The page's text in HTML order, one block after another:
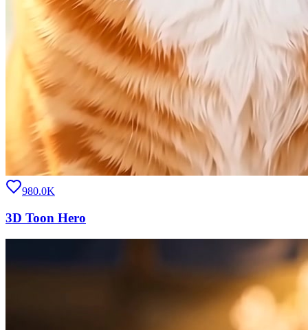
980.0K
3D Toon Hero